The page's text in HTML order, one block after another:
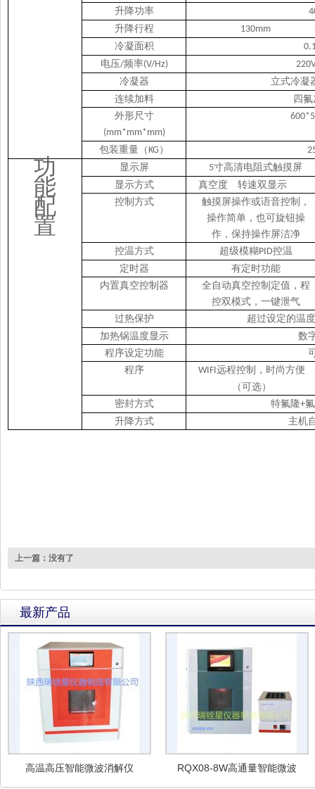
升降功率
升降行程
130mm
冷凝面积
电压/频率(V/Hz)
冷凝器
立式冷凝
连续加料
四氟
外形尺寸
(mm*mm*mm)
包装重量（KG ）
功
能
配
置
显示屏 5寸高清电阻式触摸屏
显示方式
真空度 转速双显示
控制方式
触摸屏操作或语音控制，
操作简单， 也可旋钮操
作， 保持操作屏洁净
控温方式
超级模糊PID控温
定时器
有定时功能
内置真空控制器
全自动真空控制定值，程
控双模式， 一键泄气
过热保护
超过设定的温度
加热锅温度显示
数
程序设定功能
程序
WIFI远程控制，时尚方便
（可选）
密封方式
特氟隆+
升降方式
主机
上一篇：没有了
最新产品
高温高压智能微波消解仪
RQX08-8W高通量智能微波